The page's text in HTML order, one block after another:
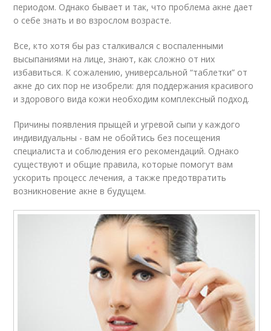
периодом. Однако бывает и так, что проблема акне дает
о себе знать и во взрослом возрасте.
Все, кто хотя бы раз сталкивался с воспаленными
высыпаниями на лице, знают, как сложно от них
избавиться. К сожалению, универсальной “таблетки” от
акне до сих пор не изобрели: для поддержания красивого
и здорового вида кожи необходим комплексный подход.
Причины появления прыщей и угревой сыпи у каждого
индивидуальны - вам не обойтись без посещения
специалиста и соблюдения его рекомендаций. Однако
существуют и общие правила, которые помогут вам
ускорить процесс лечения, а также предотвратить
возникновение акне в будущем.